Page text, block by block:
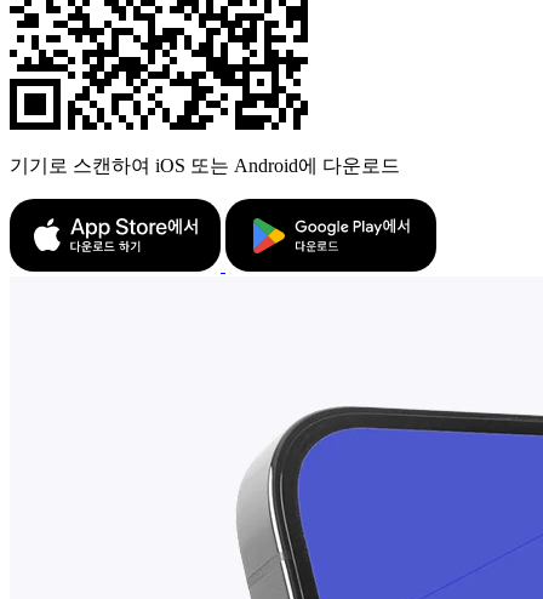
기기로 스캔하여 iOS 또는 Android에 다운로드